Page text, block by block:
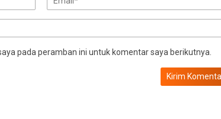
pada peramban ini untuk komentar saya berikutnya.